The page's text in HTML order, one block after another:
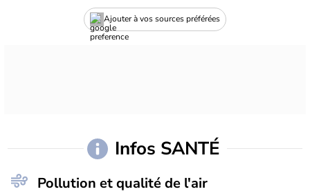
Ajouter à vos sources préférées
Infos SANTÉ
Pollution et qualité de l'air